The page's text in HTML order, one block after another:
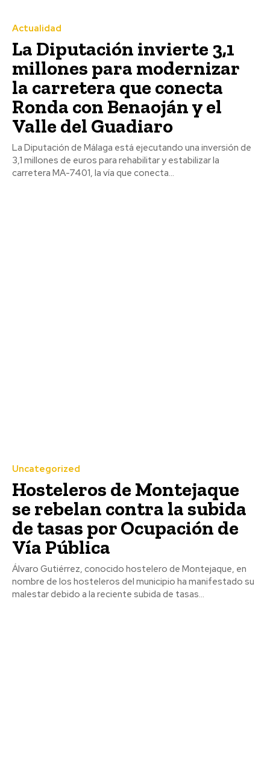
Actualidad
La Diputación invierte 3,1
millones para modernizar
la carretera que conecta
Ronda con Benaoján y el
Valle del Guadiaro
La Diputación de Málaga está ejecutando una inversión de
3,1 millones de euros para rehabilitar y estabilizar la
carretera MA-7401, la vía que conecta...
Uncategorized
Hosteleros de Montejaque
se rebelan contra la subida
de tasas por Ocupación de
Vía Pública
Álvaro Gutiérrez, conocido hostelero de Montejaque, en
nombre de los hosteleros del municipio ha manifestado su
malestar debido a la reciente subida de tasas...